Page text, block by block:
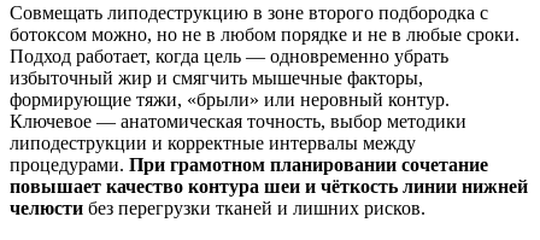
Совмещать липодеструкцию в зоне второго подбородка с
ботоксом можно, но не в любом порядке и не в любые сроки.
Подход работает, когда цель — одновременно убрать
избыточный жир и смягчить мышечные факторы,
формирующие тяжи, «брыли» или неровный контур.
Ключевое — анатомическая точность, выбор методики
липодеструкции и корректные интервалы между
процедурами. При грамотном планировании сочетание
повышает качество контура шеи и чёткость линии нижней
челюсти без перегрузки тканей и лишних рисков.